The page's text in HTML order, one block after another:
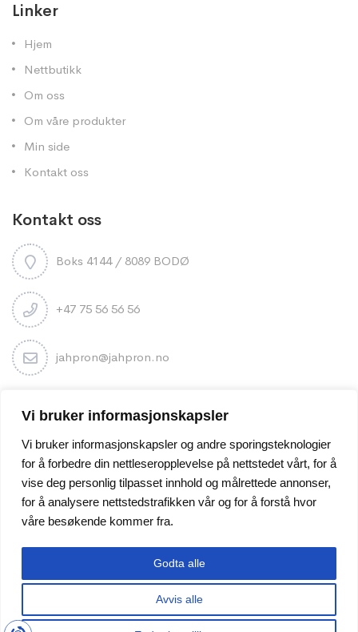
Vi bruker informasjonskapsler
Vi bruker informasjonskapsler og andre sporingsteknologier
for å forbedre din nettleseropplevelse på nettstedet vårt, for å
vise deg personlig tilpasset innhold og målrettede annonser,
for å analysere nettstedstrafikken vår og for å forstå hvor
våre besøkende kommer fra.
Godta alle
Avvis alle
Linker
Hjem
Nettbutikk
Om oss
Om våre produkter
Min side
Kontakt oss
Kontakt oss
Boks 4144 / 8089 BODØ
+47 75 56 56 56
jahpron@jahpron.no
Nyhetsbrev
© Jahpron Co. – All rights reserved | Nettsiden er levert av